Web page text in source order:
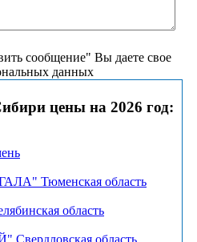
сообщение" Вы даете свое
данных
цены на 2026 год:
Тюменская область
область
область